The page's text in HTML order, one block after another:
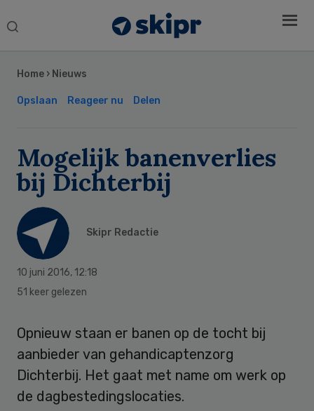
Search
Home › Nieuws
Opslaan Reageer nu Delen
Mogelijk banenverlies
bij Dichterbij
Skipr Redactie
10 juni 2016, 12:18
51 keer gelezen
Opnieuw staan er banen op de tocht bij
aanbieder van gehandicaptenzorg
Dichterbij. Het gaat met name om werk op
de dagbestedingslocaties.
Sidebar